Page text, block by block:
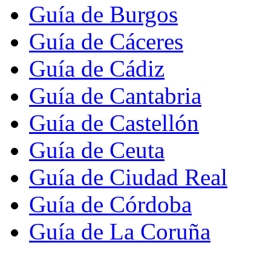
Guía de Burgos
Guía de Cáceres
Guía de Cádiz
Guía de Cantabria
Guía de Castellón
Guía de Ceuta
Guía de Ciudad Real
Guía de Córdoba
Guía de La Coruña